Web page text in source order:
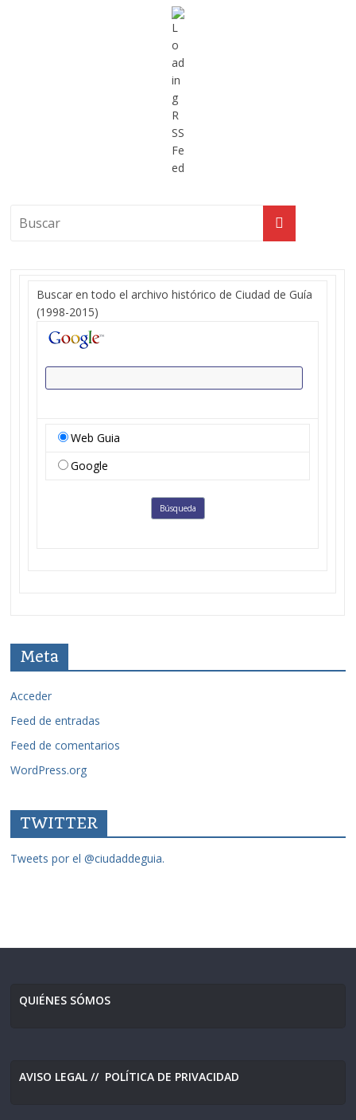
Buscar en todo el archivo histórico de Ciudad de Guía
(1998-2015)
Web Guia
Google
Meta
Acceder
Feed de entradas
Feed de comentarios
WordPress.org
TWITTER
Tweets por el @ciudaddeguia.
QUIÉNES SÓMOS
AVISO LEGAL// POLÍTICA DE PRIVACIDAD